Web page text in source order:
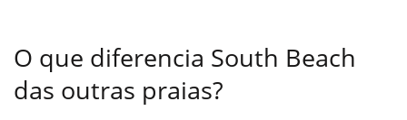
O que diferencia South Beach
das outras praias?